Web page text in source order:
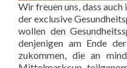
Wir freuen uns, dass
der exclusive
wollen den
denjenigen am Ende
zukommen, die an